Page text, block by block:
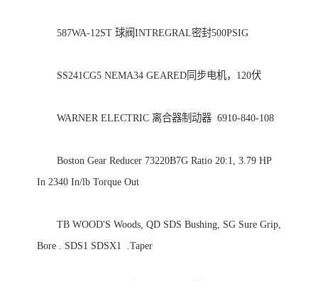
587WA-12ST 球阀INTREGRAL密封500PSIG
SS241CG5 NEMA34 GEARED同步电机，120伏
WARNER ELECTRIC 离合器制动器  6910-840-108
Boston Gear Reducer 73220B7G Ratio 20:1, 3.79 HP
In 2340 In/lb Torque Out
TB WOOD'S Woods, QD SDS Bushing, SG Sure Grip,
Bore . SDS1 SDSX1  .Taper